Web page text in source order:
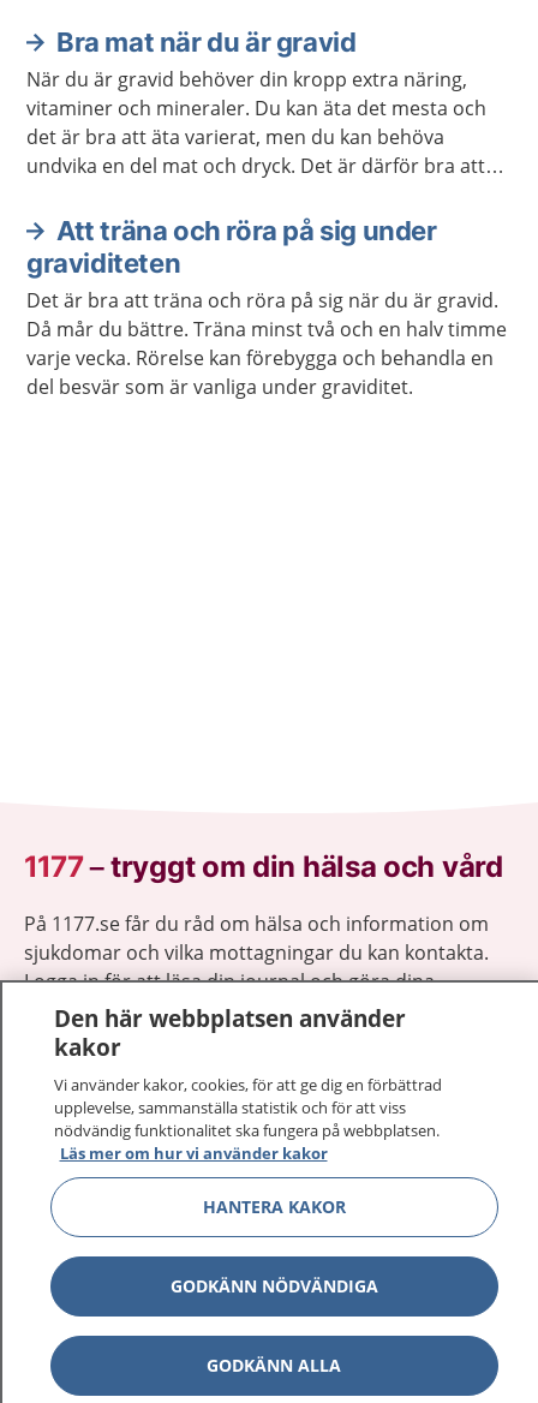
hela graviditeten.
Bra mat när du är gravid
När du är gravid behöver din kropp extra näring,
vitaminer och mineraler. Du kan äta det mesta och
det är bra att äta varierat, men du kan behöva
undvika en del mat och dryck. Det är därför bra att
Att träna och röra på sig under
graviditeten
Det är bra att träna och röra på sig när du är gravid.
Då mår du bättre. Träna minst två och en halv timme
varje vecka. Rörelse kan förebygga och behandla en
del besvär som är vanliga under graviditet.
1177–tryggt om din hälsa och vård
På 1177.se får du råd om hälsa och information om
sjukdomar och vilka mottagningar du kan kontakta.
Logga in för att läsa din journal och göra dina
vårdärenden. Ring telefonnummer 1177 för
sjukvårdsrådgivning dygnet runt.
1177 på flera språk Visa
Om 1177 Visa
Kontakt Visa
Den här webbplatsen använder
kakor
Vi använder kakor, cookies, för att ge dig en förbättrad
upplevelse, sammanställa statistik och för att viss
nödvändig funktionalitet ska fungera på webbplatsen.
Läs mer om hur vi använder kakor
HANTERA KAKOR
GODKÄNN NÖDVÄNDIGA
GODKÄNN ALLA